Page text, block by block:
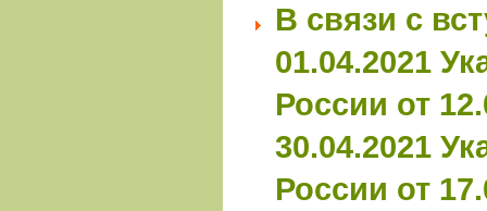
В связи с
01.04.2021
России от
30.04.2021
России от